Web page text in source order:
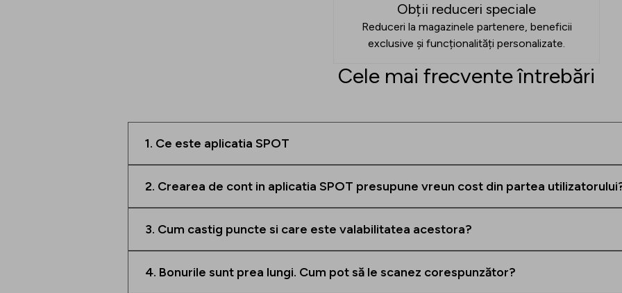
Obții reduceri speciale
Reduceri la magazinele partenere, beneficii
exclusive și funcționalități personalizate.
Cele mai frecvente întrebări
1. Ce este aplicatia SPOT
2. Crearea de cont in aplicatia SPOT presupune vreun cost din partea
3. Cum castig puncte si care este valabilitatea acestora?
4. Bonurile sunt prea lungi. Cum pot să le scanez corespunzător?